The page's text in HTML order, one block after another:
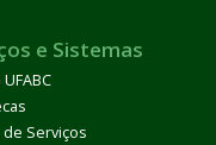
e Sistemas
Serviços